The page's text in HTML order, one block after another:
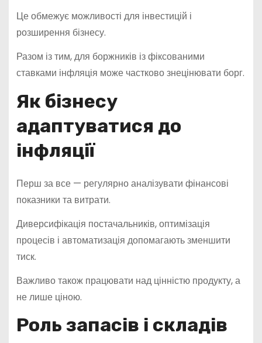
Це обмежує можливості для інвестицій і
розширення бізнесу.
Разом із тим, для боржників із фіксованими
ставками інфляція може частково знецінювати борг.
Як бізнесу
адаптуватися до
інфляції
Перш за все — регулярно аналізувати фінансові
показники та витрати.
Диверсифікація постачальників, оптимізація
процесів і автоматизація допомагають зменшити
тиск.
Важливо також працювати над цінністю продукту, а
не лише ціною.
Роль запасів і складів